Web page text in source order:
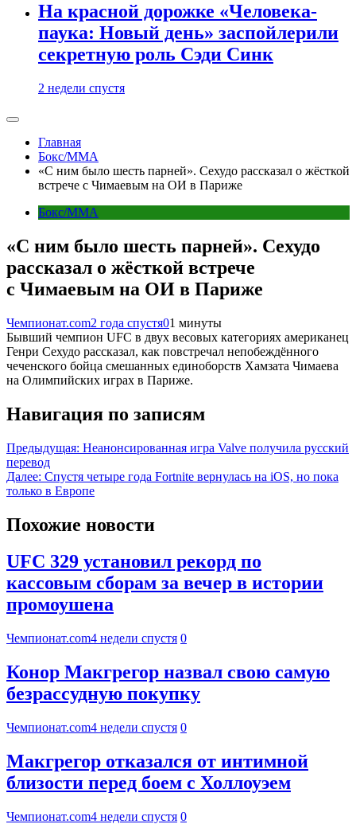
На красной дорожке «Человека-
паука: Новый день» заспойлерили
секретную роль Сэди Синк
2 недели спустя
Главная
Бокс/MMA
«С ним было шесть парней». Сехудо рассказал о жёсткой
встрече с Чимаевым на ОИ в Париже
Бокс/MMA
«С ним было шесть парней». Сехудо
рассказал о жёсткой встрече
с Чимаевым на ОИ в Париже
Чемпионат.com2 года спустя01 минуты
Бывший чемпион UFC в двух весовых категориях американец
Генри Сехудо рассказал, как повстречал непобеждённого
чеченского бойца смешанных единоборств Хамзата Чимаева
на Олимпийских играх в Париже.
Навигация по записям
Предыдущая: Неанонсированная игра Valve получила русский
перевод
Далее: Спустя четыре года Fortnite вернулась на iOS, но пока
только в Европе
Похожие новости
UFC 329 установил рекорд по
кассовым сборам за вечер в истории
промоушена
Чемпионат.com4 недели спустя 0
Конор Макгрегор назвал свою самую
безрассудную покупку
Чемпионат.com4 недели спустя 0
Макгрегор отказался от интимной
близости перед боем с Холлоуэем
Чемпионат.com4 недели спустя 0